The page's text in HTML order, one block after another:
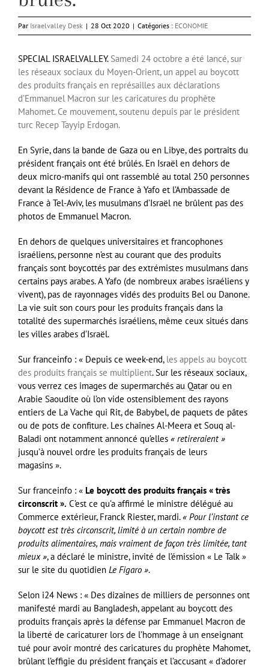
Par Israelvalley Desk | 28 Oct 2020 | Catégories : ECONOMIE
SPECIAL ISRAELVALLEY. Samedi 24 octobre a été lancé, sur
les réseaux sociaux du Moyen-Orient, un appel au boycott
des produits français en représailles aux déclarations
d’Emmanuel Macron sur les caricatures du prophète
Mahomet. Ce mouvement, soutenu depuis par le président
turc Recep Tayyip Erdogan.
En Syrie, dans la bande de Gaza ou en Libye, des portraits du
président français ont été brûlés. En Israël en dehors de
deux micro-manifs qui ont rassemblé au total 250 personnes
devant la Résidence de France à Yafo et l’Ambassade de
France à Tel-Aviv, les musulmans d’Israël ne brûlent pas des
photos de Emmanuel Macron.
En dehors de quelques universitaires et francophones
israéliens, personne n’est au courant que des produits
français sont boycottés par des extrémistes musulmans dans
certains pays arabes. A Yafo (de nombreux arabes israéliens y
vivent), pas de rayonnages vidés des produits Bel ou Danone.
La vie suit son cours pour les produits français dans la
totalité des supermarchés israéliens, même ceux situés dans
les villes arabes d’Israël.
Sur franceinfo : « Depuis ce week-end, les appels au boycott
des produits français se multiplient. Sur les réseaux sociaux,
vous verrez ces images de supermarchés au Qatar ou en
Arabie Saoudite où l’on vide ostensiblement des rayons
entiers de La Vache qui Rit, de Babybel, de paquets de pâtes
ou de pots de confiture. Les chaînes Al-Meera et Souq al-
Baladi ont notamment annoncé qu’elles « retireraient »
jusqu’à nouvel ordre les produits français de leurs
magasins ».
Sur franceinfo : « Le boycott des produits français « très
circonscrit ». C’est ce qu’a affirmé le ministre délégué au
Commerce extérieur, Franck Riester, mardi.« Pour l’instant ce
boycott est très circonscrit, limité à un certain nombre de
produits alimentaires, mais vraiment de façon très limitée, tant
mieux », a déclaré le ministre, invité de l’émission « Le Talk »
sur le site du quotidien Le Figaro ».
Selon i24 News : « Des dizaines de milliers de personnes ont
manifesté mardi au Bangladesh, appelant au boycott des
produits français après la défense par Emmanuel Macron de
la liberté de caricaturer lors de l’hommage à un enseignant
tué pour avoir montré des caricatures du prophète Mahomet,
brûlant l’effigie du président français et l’accusant « d’adorer